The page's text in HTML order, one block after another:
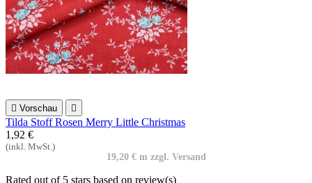
 Vorschau 
Tilda Stoff Rosen Merry Little Christmas
1,92 €
(inkl. MwSt.)
19,20 € m zzgl. Versand
Rated out of 5 stars based on review(s)